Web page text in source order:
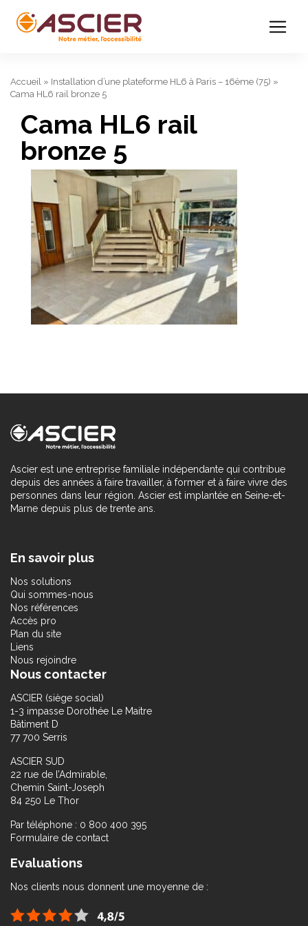
Accueil » Installation d’une plateforme HL6 à Paris – 16ème (75) »
Cama HL6 rail bronze 5
Cama HL6 rail
bronze 5
Ascier est une entreprise familiale indépendante qui contribue
depuis des années à faire travailler, à former et à faire vivre des
personnes dans leur région. Ascier est implantée en Seine-et-
Marne depuis plus de trente ans.
En savoir plus
Nos solutions
Qui sommes-nous
Nos références
Accès pro
Plan du site
Liens
Nous rejoindre
Nous contacter
ASCIER (siège social)
1-3 impasse Dorothée Le Maitre
Bâtiment D
77 700 Serris
ASCIER SUD
22 rue de l’Admirable,
Chemin Saint-Joseph
84 250 Le Thor
Par téléphone : 0 800 400 395
Formulaire de contact
Evaluations
Nos clients nous donnent une moyenne de :